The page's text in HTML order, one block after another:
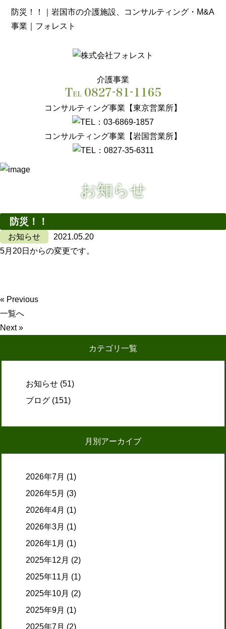
防災！！｜岩国市の介護施設、コンサルティング・M&A
事業｜フォレスト
介護事業
コンサルティング事業【東京営業所】
コンサルティング事業【岩国営業所】
お知らせ
防災！！
お知らせ
2021.05.20
5月20日からの変更です。
« Previous
一覧へ
Next »
カテゴリ一覧
お知らせ (51)
ブログ (151)
月別アーカイブ
2026年7月 (1)
2026年5月 (3)
2026年4月 (1)
2026年3月 (1)
2026年1月 (1)
2025年12月 (2)
2025年11月 (1)
2025年10月 (2)
2025年9月 (1)
2025年7月 (2)